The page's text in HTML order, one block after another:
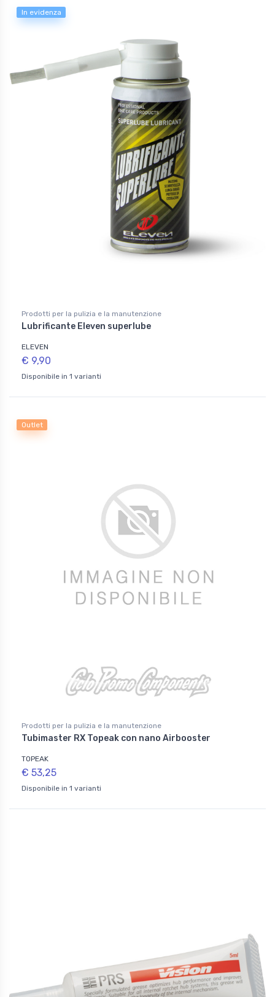
In evidenza
Prodotti per la pulizia e la manutenzione
Lubrificante Eleven superlube
ELEVEN
€ 9,90
Disponibile in 1 varianti
Outlet
Prodotti per la pulizia e la manutenzione
Tubimaster RX Topeak con nano Airbooster
TOPEAK
€ 53,25
Disponibile in 1 varianti